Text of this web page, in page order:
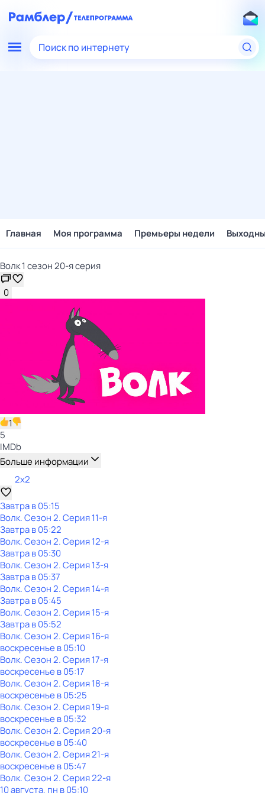
Поиск по интернету
Главная Моя программа Премьеры недели
Волк 1 сезон 20-я серия
0
1
5
IMDb
Больше информации
2x2
Завтра в 05:15
Волк. Сезон 2. Серия 11-я
Завтра в 05:22
Волк. Сезон 2. Серия 12-я
Завтра в 05:30
Волк. Сезон 2. Серия 13-я
Завтра в 05:37
Волк. Сезон 2. Серия 14-я
Завтра в 05:45
Волк. Сезон 2. Серия 15-я
Завтра в 05:52
Волк. Сезон 2. Серия 16-я
воскресенье в05:10
Волк. Сезон 2. Серия 17-я
воскресенье в05:17
Волк. Сезон 2. Серия 18-я
воскресенье в05:25
Волк. Сезон 2. Серия 19-я
воскресенье в05:32
Волк. Сезон 2. Серия 20-я
воскресенье в05:40
Волк. Сезон 2. Серия 21-я
воскресенье в05:47
Волк. Сезон 2. Серия 22-я
10 августа, пн в 05:10